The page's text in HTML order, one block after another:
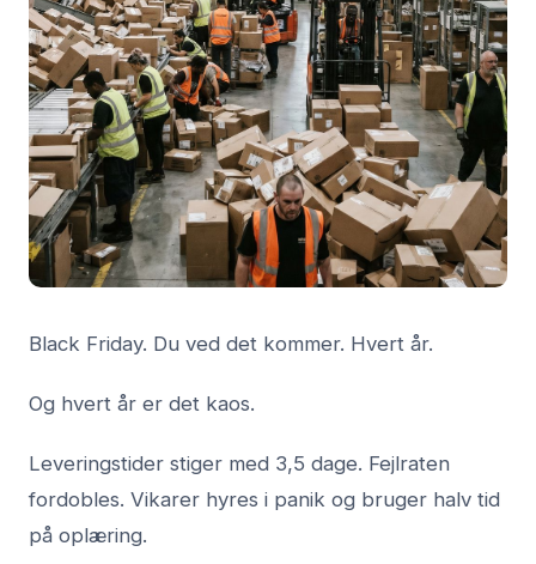
Black Friday. Du ved det kommer. Hvert år.
Og hvert år er det kaos.
Leveringstider stiger med 3,5 dage. Fejlraten
fordobles. Vikarer hyres i panik og bruger halv tid
på oplæring.